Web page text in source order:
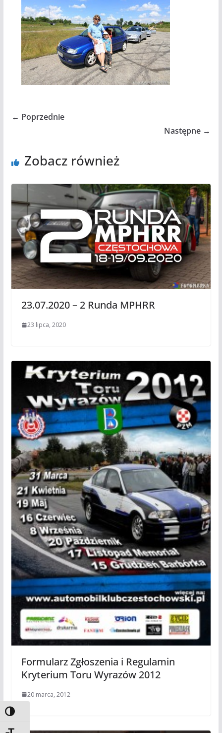
Toggle High Contrast
← Poprzednie
Następne →
Zobacz również
23.07.2020 – 2 Runda MPHRR
23 lipca, 2020
Formularz Zgłoszenia i Regulamin
Kryterium Toru Wyrazów 2012
20 marca, 2012